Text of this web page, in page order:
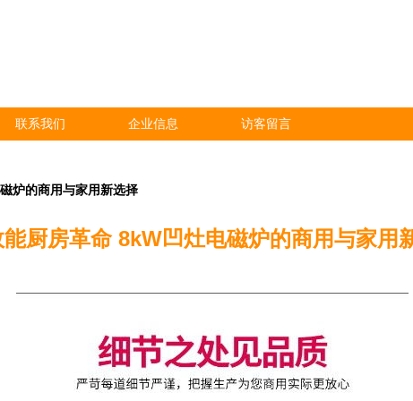
联系我们 企业信息 访客留言
炉的商用与家用新选择
能厨房革命 8kW凹灶电磁炉的商用与家用